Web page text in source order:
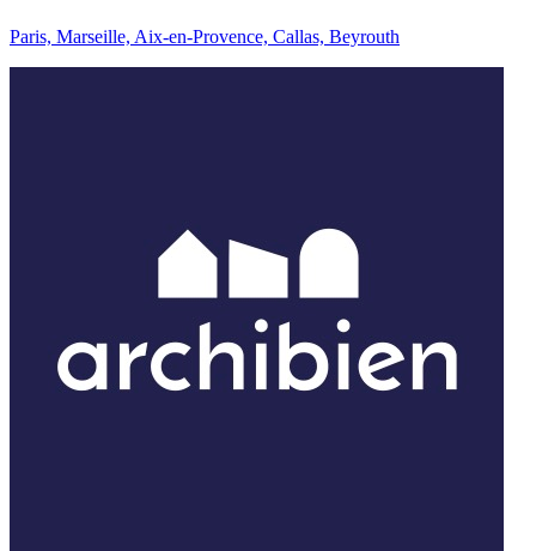
Paris, Marseille, Aix-en-Provence, Callas, Beyrouth